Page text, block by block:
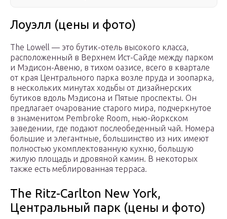
Лоуэлл (цены и фото)
The Lowell — это бутик-отель высокого класса,
расположенный в Верхнем Ист-Сайде между парком
и Мэдисон-Авеню, в тихом оазисе, всего в квартале
от края Центрального парка возле пруда и зоопарка,
в нескольких минутах ходьбы от дизайнерских
бутиков вдоль Мэдисона и Пятые проспекты. Он
предлагает очарование старого мира, подчеркнутое
в знаменитом Pembroke Room, нью-йоркском
заведении, где подают послеобеденный чай. Номера
большие и элегантные, большинство из них имеют
полностью укомплектованную кухню, большую
жилую площадь и дровяной камин. В некоторых
также есть меблированная терраса.
The Ritz-Carlton New York,
Центральный парк (цены и фото)